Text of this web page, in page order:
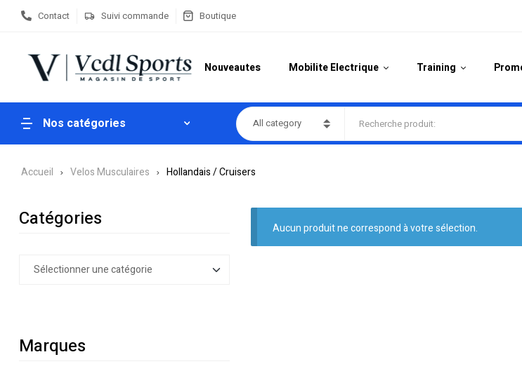
Contact Suivi commande Boutique
Nouveautes Mobilite Electrique Training
Nos catégories All category
Accueil Velos Musculaires Hollandais / Cruisers
Aucun produit ne correspond à votre sélection.
Catégories
Marques